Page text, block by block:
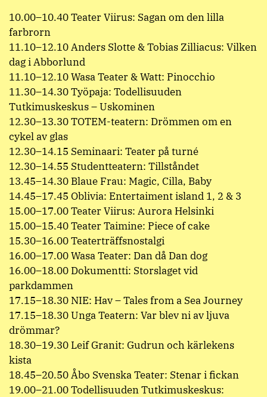
10.00–10.40 Teater Viirus: Sagan om den lilla
farbrorn
11.10–12.10 Anders Slotte & Tobias Zilliacus: Vilken
dag i Abborlund
11.10–12.10 Wasa Teater & Watt: Pinocchio
11.30–14.30 Työpaja: Todellisuuden
Tutkimuskeskus – Uskominen
12.30–13.30 TOTEM-teatern: Drömmen om en
cykel av glas
12.30–14.15 Seminaari: Teater på turné
12.30–14.55 Studentteatern: Tillståndet
13.45–14.30 Blaue Frau: Magic, Cilla, Baby
14.45–17.45 Oblivia: Entertaiment island 1, 2 & 3
15.00–17.00 Teater Viirus: Aurora Helsinki
15.00–15.40 Teater Taimine: Piece of cake
15.30–16.00 Teaterträffsnostalgi
16.00–17.00 Wasa Teater: Dan då Dan dog
16.00–18.00 Dokumentti: Storslaget vid
parkdammen
17.15–18.30 NIE: Hav – Tales from a Sea Journey
17.15–18.30 Unga Teatern: Var blev ni av ljuva
drömmar?
18.30–19.30 Leif Granit: Gudrun och kärlekens
kista
18.45–20.50 Åbo Svenska Teater: Stenar i fickan
19.00–21.00 Todellisuuden Tutkimuskeskus: